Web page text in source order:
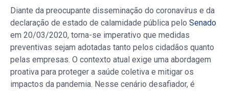
Diante da preocupante disseminação do coronavírus e da
declaração de estado de calamidade pública pelo Senado
em 20/03/2020, torna-se imperativo que medidas
preventivas sejam adotadas tanto pelos cidadãos quanto
pelas empresas. O contexto atual exige uma abordagem
proativa para proteger a saúde coletiva e mitigar os
impactos da pandemia. Nesse cenário desafiador, é